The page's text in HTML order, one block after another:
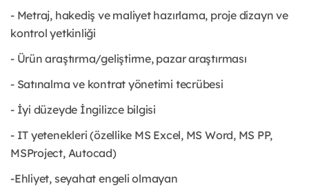
- Metraj, hakediş ve maliyet hazırlama, proje dizayn ve
kontrol yetkinliği
- Ürün araştırma/geliştirme, pazar araştırması
- Satınalma ve kontrat yönetimi tecrübesi
- İyi düzeyde İngilizce bilgisi
- IT yetenekleri (özellike MS Excel, MS Word, MS PP,
MSProject, Autocad)
-Ehliyet, seyahat engeli olmayan